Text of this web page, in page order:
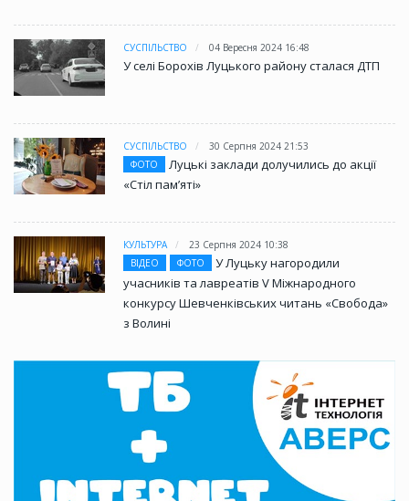
СУСПІЛЬСТВО 04 Вересня 2024 16:48
У селі Борохів Луцького району сталася ДТП
СУСПІЛЬСТВО
30 Серпня 2024 21:53
ФОТО
Луцькі заклади долучились до акції
«Стіл памʼяті»
КУЛЬТУРА
23 Серпня 2024 10:38
ВІДЕО
ФОТО
У Луцьку нагородили
учасників та лавреатів V Міжнародного
конкурсу Шевченківських читань «Свобода»
з Волині